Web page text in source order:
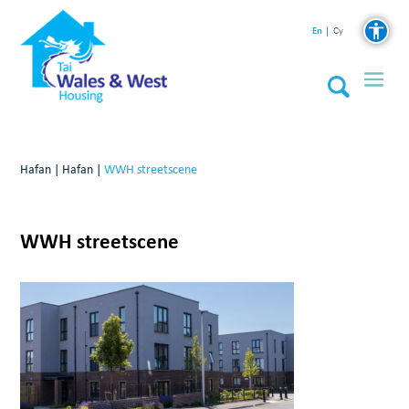
En Cy
Hafan | Hafan |WWH streetscene
WWH streetscene